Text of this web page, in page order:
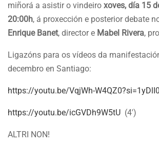
miñorá a asistir o vindeiro xoves, día 15
20:00h, á proxección e posterior debate
Enrique Banet, director e Mabel Rivera,
Ligazóns para os vídeos da
decembro en Santiago:
https://youtu.be/VqjWh-
https://youtu.be/icGVDh9W5tU (4′)
ALTRI NON!